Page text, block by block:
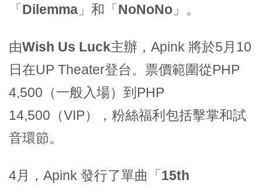
「 Dilemma 」和「 NoNoNo 」。
由Wish Us Luck主辦，Apink 將於5月10
日在UP Theater登台。票價範圍從PHP
4,500（一般入場）到PHP
14,500（VIP），粉絲福利包括擊掌和試
音環節。
4月，Apink 發行了單曲「 15th